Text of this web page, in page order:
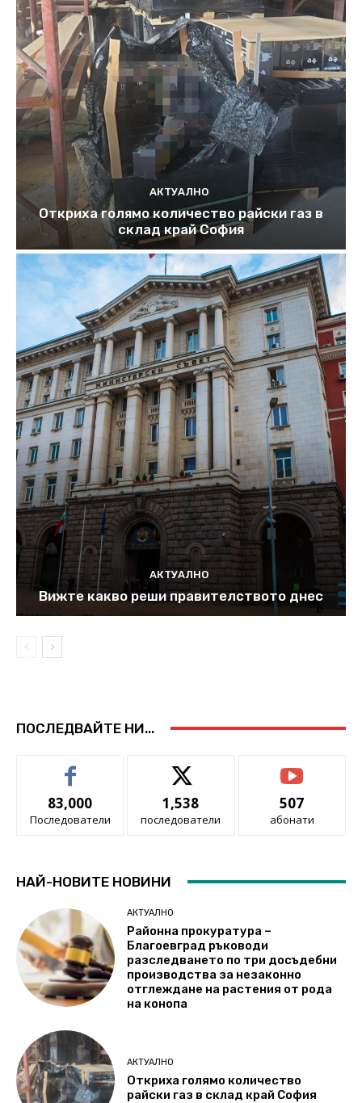
АКТУАЛНО
Откриха голямо количество райски газ в
склад край София
АКТУАЛНО
Вижте какво реши правителството днес
ПОСЛЕДВАЙТЕ НИ...
83,000
Последователи
1,538
последователи
507
абонати
НАЙ-НОВИТЕ НОВИНИ
АКТУАЛНО
Районна прокуратура –
Благоевград ръководи
разследването по три досъдебни
производства за незаконно
отглеждане на растения от рода
на конопа
АКТУАЛНО
Откриха голямо количество
райски газ в склад край София